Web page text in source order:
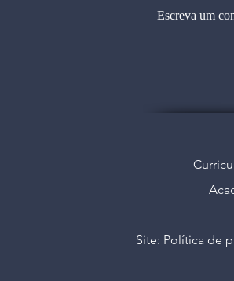
Escreva um
Site: Política de